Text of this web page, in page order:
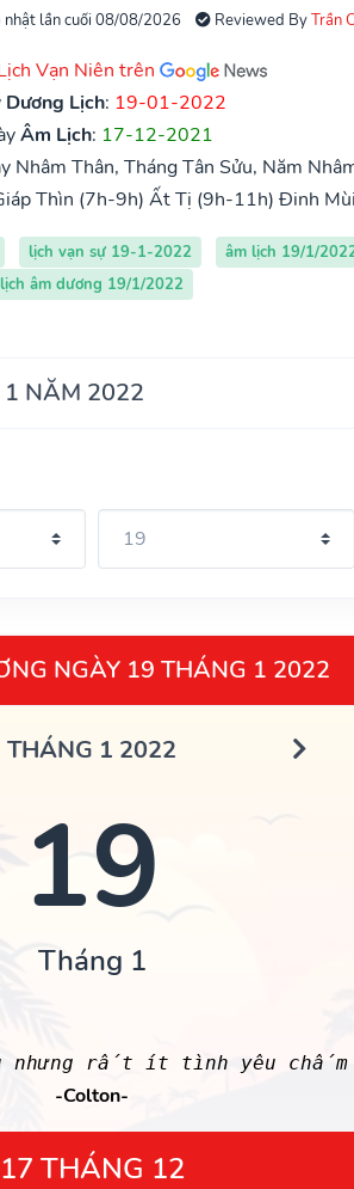
nhật lần cuối 08/08/2026 Reviewed ByTrần
Vạn Niên trên
Dương Lịch: 19-01-2022
Âm Lịch: 17-12-2021
Nhâm Thân, Tháng Tân Sửu, Năm
Thìn (7h-9h) Ất Tị (9h-11h) Đinh
lịch vạn sự 19-1-2022 âm lịch 19/1/
lịch âm dương 19/1/2022
NĂM 2022
NGÀY 19 THÁNG 1 2022
THÁNG 1 2022
19
Tháng 1
rất ít tình yêu chấm
-Colton-
17 THÁNG 12